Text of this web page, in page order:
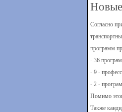
Новые
Согласно
программ
- 36
- 9 -
- 2 -
Помимо
Также